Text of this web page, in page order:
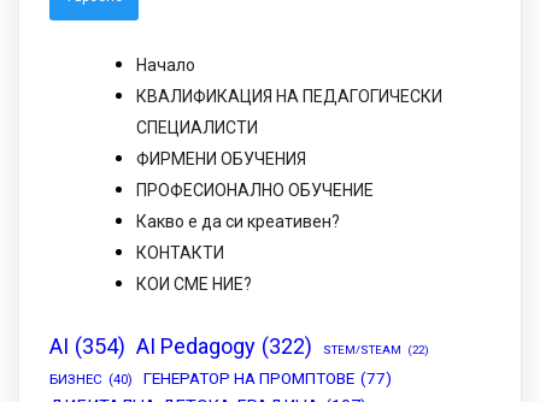
Начало
КВАЛИФИКАЦИЯ НА ПЕДАГОГИЧЕСКИ
СПЕЦИАЛИСТИ
ФИРМЕНИ ОБУЧЕНИЯ
ПРОФЕСИОНАЛНО ОБУЧЕНИЕ
Какво е да си креативен?
КОНТАКТИ
КОИ СМЕ НИЕ?
AI (354) AI Pedagogy (322) STEM/STEAM (22)
БИЗНЕС (40) ГЕНЕРАТОР НА ПРОМПТОВЕ (77)